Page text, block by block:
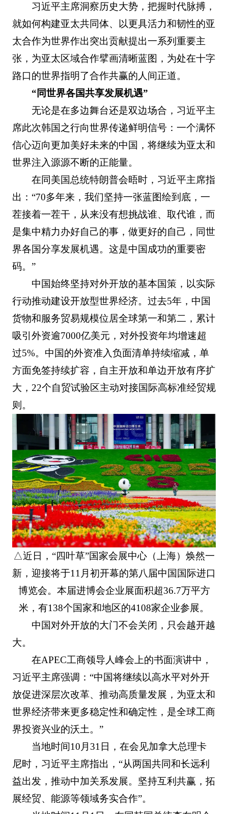
习近平主席洞察历史大势，把握时代脉搏，
就如何构建亚太共同体、以更具活力和韧性的亚
太合作为世界作出突出贡献提出一系列重要主
张，为亚太区域合作擘画清晰蓝图，为处在十字
路口的世界指明了合作共赢的人间正道。
“同世界各国共享发展机遇”
无论是在多边舞台还是双边场合，习近平主
席此次韩国之行向世界传递鲜明信号：一个满怀
信心迈向更加美好未来的中国，将继续为亚太和
世界注入源源不断的正能量。
在同美国总统特朗普会晤时，习近平主席指
出：“70多年来，我们坚持一张蓝图绘到底，一
茬接着一茬干，从来没有想挑战谁、取代谁，而
是集中精力办好自己的事，做更好的自己，同世
界各国分享发展机遇。这是中国成功的重要密
码。”
中国始终坚持对外开放的基本国策，以实际
行动推动建设开放型世界经济。过去5年，中国
货物和服务贸易规模位居全球第一和第二，累计
吸引外资逾7000亿美元，对外投资年均增速超
过5%。中国的外资准入负面清单持续缩减，单
方面免签持续扩容，自主开放和单边开放有序扩
大，22个自贸试验区主动对接国际高标准经贸规
则。
△近日，“四叶草”国家会展中心（上海）焕然一
新，迎接将于11月初开幕的第八届中国国际进口
博览会。本届进博会企业展面积超36.7万平方
米，有138个国家和地区的4108家企业参展。
中国对外开放的大门不会关闭，只会越开越
大。
在APEC工商领导人峰会上的书面演讲中，
习近平主席强调：“中国将继续以高水平对外开
放促进深层次改革、推动高质量发展，为亚太和
世界经济带来更多稳定性和确定性，是全球工商
界投资兴业的沃土。”
当地时间10月31日，在会见加拿大总理卡
尼时，习近平主席指出，“从两国共同和长远利
益出发，推动中加关系发展。坚持互利共赢，拓
展经贸、能源等领域务实合作”。